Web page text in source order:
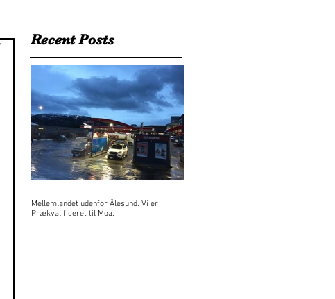
Recent Posts
Mellemlandet udenfor Ålesund. Vi er
Prækvalificeret til Moa.